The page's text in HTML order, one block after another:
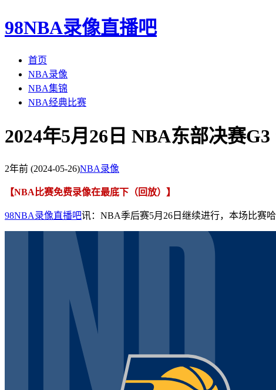
98NBA录像直播吧
首页
NBA录像
NBA集锦
NBA经典比赛
2024年5月26日 NBA东部决赛
2年前 (2024-05-26)NBA录像
【NBA比赛免费录像在最底下（回放）】
98NBA录像直播吧讯：NBA季后赛5月26日继续进行，本场比赛